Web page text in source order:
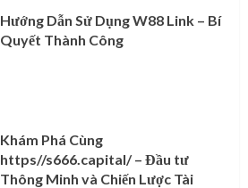
Hướng Dẫn Sử Dụng W88 Link – Bí
Quyết Thành Công
Khám Phá Cùng
https//s666.capital/ – Đầu tư
Thông Minh và Chiến Lược Tài